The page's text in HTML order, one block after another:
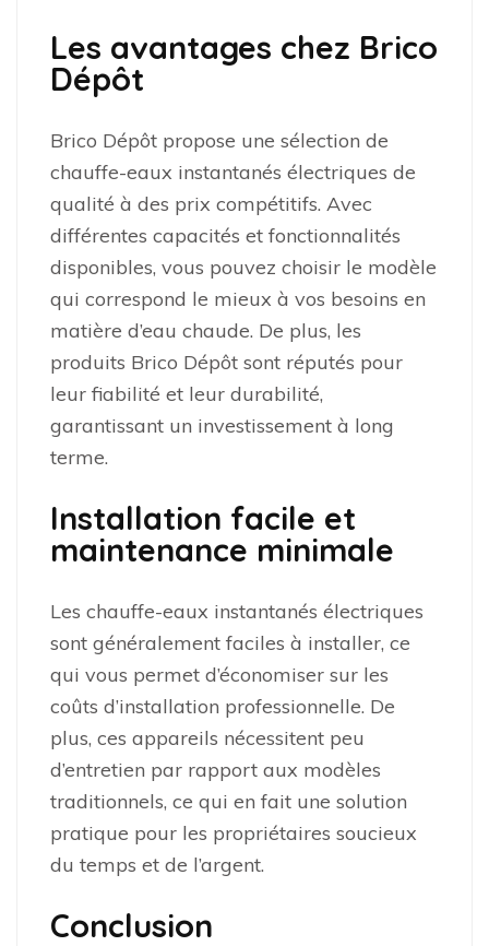
Les avantages chez Brico
Dépôt
Brico Dépôt propose une sélection de
chauffe-eaux instantanés électriques de
qualité à des prix compétitifs. Avec
différentes capacités et fonctionnalités
disponibles, vous pouvez choisir le modèle
qui correspond le mieux à vos besoins en
matière d’eau chaude. De plus, les
produits Brico Dépôt sont réputés pour
leur fiabilité et leur durabilité,
garantissant un investissement à long
terme.
Installation facile et
maintenance minimale
Les chauffe-eaux instantanés électriques
sont généralement faciles à installer, ce
qui vous permet d’économiser sur les
coûts d’installation professionnelle. De
plus, ces appareils nécessitent peu
d’entretien par rapport aux modèles
traditionnels, ce qui en fait une solution
pratique pour les propriétaires soucieux
du temps et de l’argent.
Conclusion